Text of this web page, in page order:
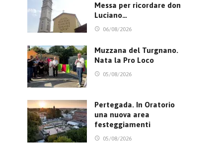
Messa per ricordare don
Luciano…
06/08/2026
Muzzana del Turgnano.
Nata la Pro Loco
05/08/2026
Pertegada. In Oratorio
una nuova area
festeggiamenti
05/08/2026